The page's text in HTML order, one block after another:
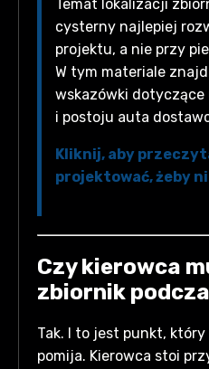
Temat lokalizacji
cysterny najlepiej
projektu, a nie przy
W tym materiale
wskazówki
i postoju auta
Kliknij, aby
projektować, żeby
Czy kierowca
zbiornik
Tak. I to jest punkt, który
pomija. Kierowca stoi